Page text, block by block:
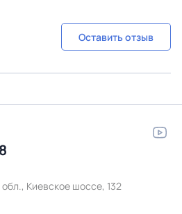
Оставить отзыв
Киевское шоссе, 132